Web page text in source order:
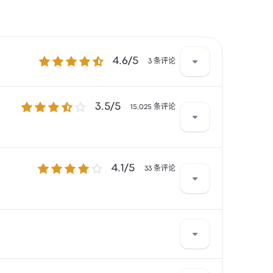
4.6 / 5 星 4.6/5 3 条评论
分钟 。
3.5 / 5 星 3.5/5 15,025 条评论
有所抱怨。 FlixBus 在此路线提供的票价为
4.1 / 5 星 4.1/5 33 条评论
怨。 Euroclub 在此路线提供的票价为 ¥521